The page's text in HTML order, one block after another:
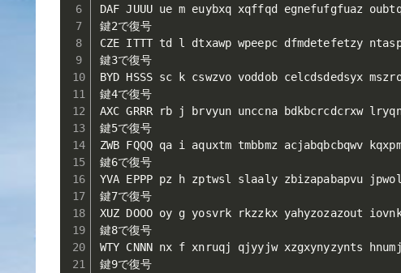
DAF JUUU ue m euybxq xqffqd egnefufgfuaz
鍵2で復号
CZE ITTT td l dtxawp wpeepc dfmdetefetzy
鍵3で復号
BYD HSSS sc k cswzvo voddob celcdsdedsyx
鍵4で復号
AXC GRRR rb j brvyun unccna bdkbcrcdcrxw
鍵5で復号
ZWB FQQQ qa i aquxtm tmbbmz acjabqbcbqwv
鍵6で復号
YVA EPPP pz h zptwsl slaaly zbizapabapvu
鍵7で復号
XUZ DOOO oy g yosvrk rkzzkx yahyzozazout
鍵8で復号
WTY CNNN nx f xnruqj qjyyjw xzgxynyzynts
鍵9で復号